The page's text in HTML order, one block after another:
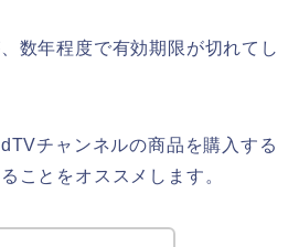
数年程度で有効期限が切れてし
チャンネルの商品を購入する
ことをオススメします。